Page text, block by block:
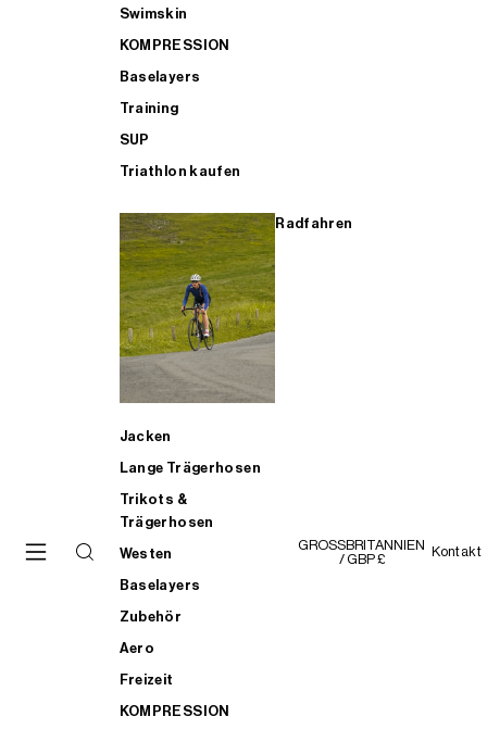
Swimskin
KOMPRESSION
Baselayers
Training
SUP
Triathlon kaufen
Radfahren
Jacken
Lange Trägerhosen
Trikots &
Trägerhosen
Westen
Baselayers
Zubehör
Aero
Freizeit
KOMPRESSION
GROSSBRITANNIEN
/ GBP £
Kontakt